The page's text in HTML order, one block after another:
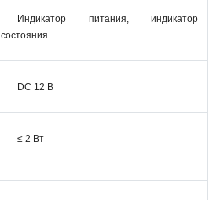
Индикатор питания, индикатор
состояния
DС 12 В
≤ 2 Вт